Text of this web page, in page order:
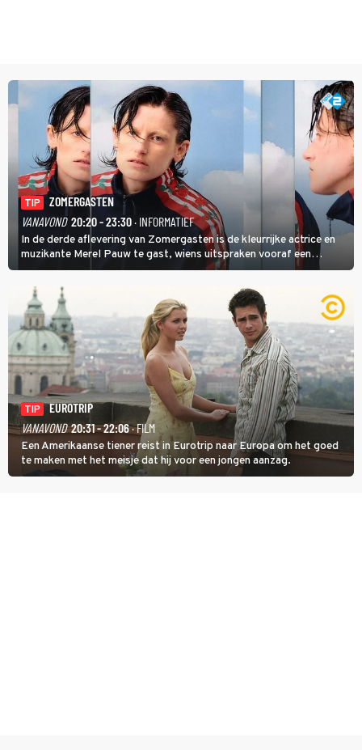
TIP
ZOMERGASTEN
VANAVOND 20:20 - 23:30· INFORMATIEF
In de derde aflevering van Zomergasten is de kleurrijke actrice en
muzikante Merel Pauw te gast, wiens uitspraken vooraf een
boeiende avond beloven: 'Mijn ideale televisieavond is zoals mijn
identiteit: grenzeloos, absurd en vol angsten'.
TIP
EUROTRIP
VANAVOND 20:31 - 22:06· FILM
Een Amerikaanse tiener reist in Eurotrip naar Europa om het goed
te maken met het meisje dat hij voor een jongen aanzag.